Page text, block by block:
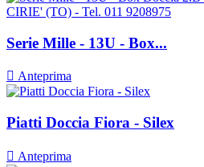
Serie Mille - 13U - Box...
 Anteprima
Piatti Doccia Fiora - Silex
 Anteprima